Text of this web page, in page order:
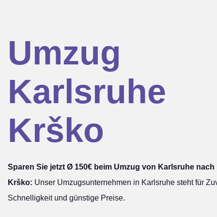
Umzug
Karlsruhe
Krško
Sparen Sie jetzt Ø 150€ beim Umzug von Karlsruhe nach
Krško: Unser Umzugsunternehmen in Karlsruhe steht für
Schnelligkeit und günstige Preise.